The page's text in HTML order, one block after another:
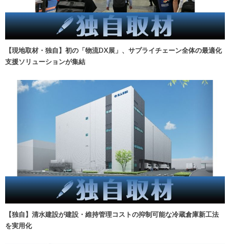
【現地取材・独自】初の「物流DX展」、サプライチェーン全体の最適化
支援ソリューションが集結
【独自】清水建設が建設・維持管理コストの抑制可能な冷蔵倉庫新工法
を実用化